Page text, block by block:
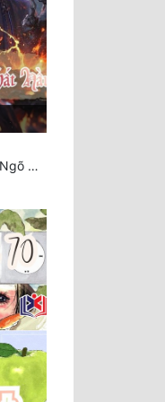
Chương 1364: Oan Gia Ngõ Hẹp